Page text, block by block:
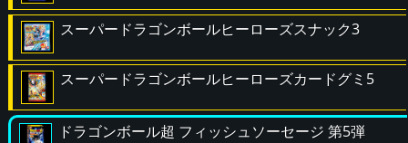
スーパードラゴンボールヒーローズスナック3
スーパードラゴンボールヒーローズカードグミ5
ドラゴンボール超 フィッシュソーセージ 第5弾